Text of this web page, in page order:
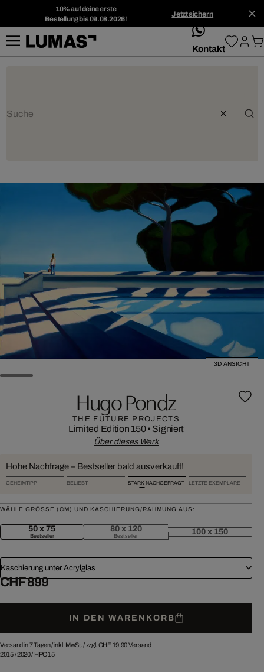
10% auf deine erste
Bestellung bis 09.08.2026!
Jetzt sichern
whatsApp
Kontakt
3D ANSICHT
Hugo Pondz
THE FUTURE PROJECTS
Limited Edition 150• Signiert
Über dieses Werk
Hohe Nachfrage – Bestseller bald ausverkauft!
GEHEIMTIPP BELIEBT STARK NACHGEFRAGT LETZTE EXEMPLARE
WÄHLE GRÖSSE (CM) UND KASCHIERUNG/RAHMUNG AUS:
50 x 75
Bestseller
80 x 120
Bestseller 100 x 150
Kaschierung unter Acrylglas
CHF 899
IN DEN WARENKORB
Versand in 7 Tagen /inkl. MwSt. / zzgl. CHF 19,90Versand
2015/2020/ HPO15